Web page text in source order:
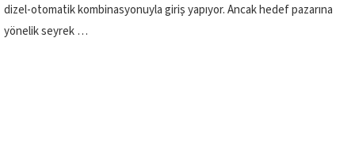
dizel-otomatik kombinasyonuyla giriş yapıyor. Ancak hedef pazarına
yönelik seyrek …